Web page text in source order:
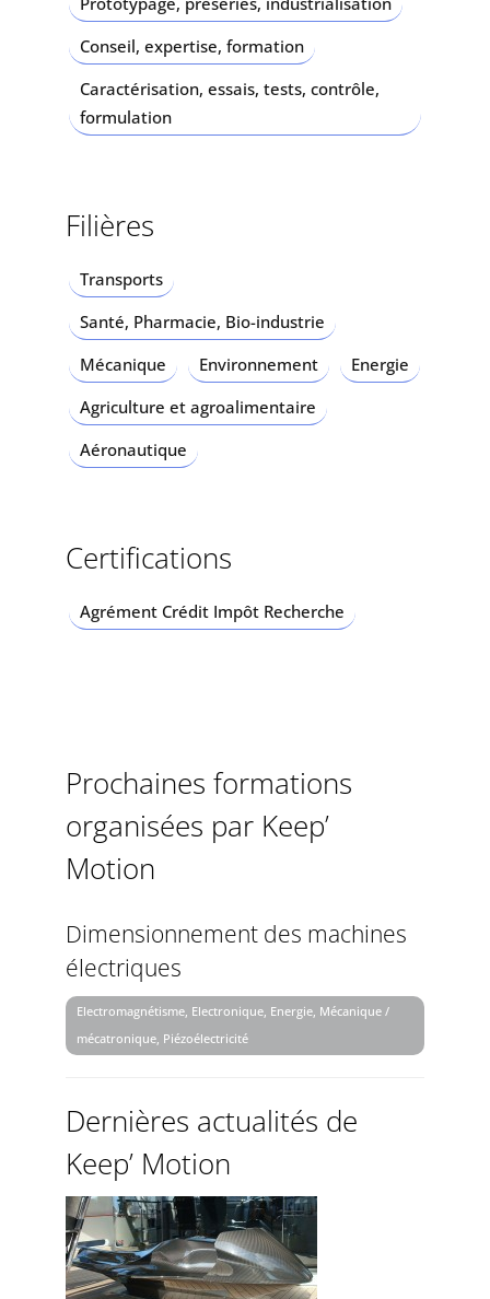
Conseil, expertise, formation
Caractérisation, essais, tests, contrôle,
formulation
Filières
Transports
Santé, Pharmacie, Bio-industrie
Mécanique
Environnement
Energie
Agriculture et agroalimentaire
Aéronautique
Certifications
Agrément Crédit Impôt Recherche
Prochaines formations
organisées par Keep’
Motion
Dimensionnement des machines
électriques
Electromagnétisme, Electronique, Energie, Mécanique /
mécatronique, Piézoélectricité
Dernières actualités de
Keep’ Motion